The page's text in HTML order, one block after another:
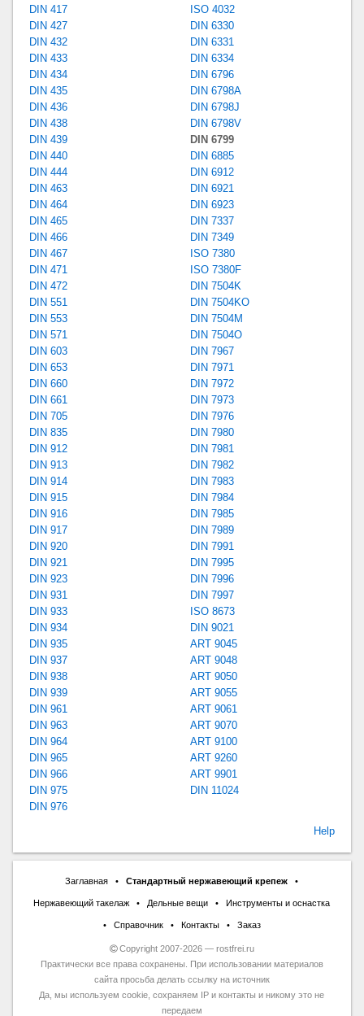
DIN 417
DIN 427
DIN 432
DIN 433
DIN 434
DIN 435
DIN 436
DIN 438
DIN 439
DIN 440
DIN 444
DIN 463
DIN 464
DIN 465
DIN 466
DIN 467
DIN 471
DIN 472
DIN 551
DIN 553
DIN 571
DIN 603
DIN 653
DIN 660
DIN 661
DIN 705
DIN 835
DIN 912
DIN 913
DIN 914
DIN 915
DIN 916
DIN 917
DIN 920
DIN 921
DIN 923
DIN 931
DIN 933
DIN 934
DIN 935
DIN 937
DIN 938
DIN 939
DIN 961
DIN 963
DIN 964
DIN 965
DIN 966
DIN 975
DIN 976
ISO 4032
DIN 6330
DIN 6331
DIN 6334
DIN 6796
DIN 6798A
DIN 6798J
DIN 6798V
DIN 6799
DIN 6885
DIN 6912
DIN 6921
DIN 6923
DIN 7337
DIN 7349
ISO 7380
ISO 7380F
DIN 7504K
DIN 7504KO
DIN 7504M
DIN 7504O
DIN 7967
DIN 7971
DIN 7972
DIN 7973
DIN 7976
DIN 7980
DIN 7981
DIN 7982
DIN 7983
DIN 7984
DIN 7985
DIN 7989
DIN 7991
DIN 7995
DIN 7996
DIN 7997
ISO 8673
DIN 9021
ART 9045
ART 9048
ART 9050
ART 9055
ART 9061
ART 9070
ART 9100
ART 9260
ART 9901
DIN 11024
Help
Заглавная • Стандартный нержавеющий крепеж •
Нержавеющий такелаж • Дельные вещи • Инструменты и оснастка
• Справочник • Контакты • Заказ
Copyright 2007-2026 — rostfrei.ru
Практически все права сохранены. При использовании материалов
сайта просьба делать ссылку на источник
Да, мы используем cookie, сохраняем IP и контакты и никому это не
передаем